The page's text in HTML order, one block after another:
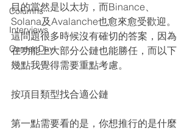
Columns
Interviews
Career Day
目的當然是以太坊，而Binance、
Solana及Avalanche也愈來愈受歡迎。
這問題很多時候沒有確切的答案，因為
在功能上大部分公鏈也能勝任，而以下
幾點我覺得需要重點考慮。
按項目類型找合適公鏈
第一點需要看的是，你想推行的是什麼